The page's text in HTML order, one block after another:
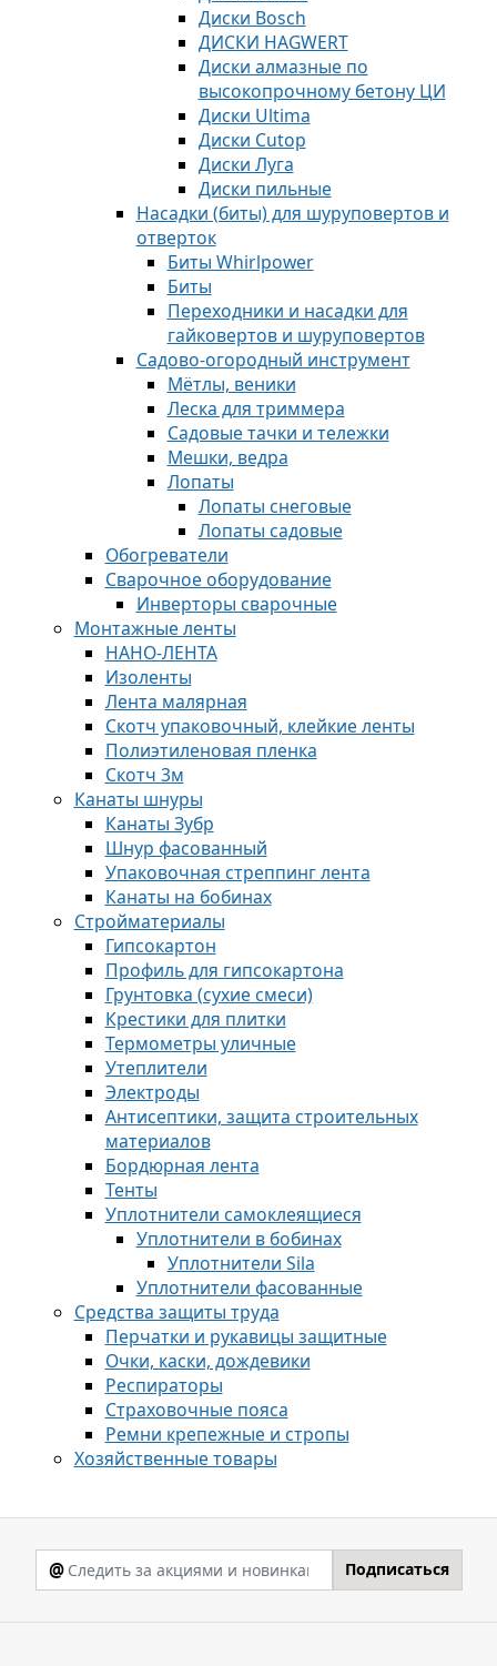
Диски Bosch
ДИСКИ HAGWERT
Диски алмазные по
высокопрочному бетону ЦИ
Диски Ultima
Диски Cutop
Диски Луга
Диски пильные
Насадки (биты) для шуруповертов и
отверток
Биты Whirlpower
Биты
Переходники и насадки для
гайковертов и шуруповертов
Садово-огородный инструмент
Мётлы, веники
Леска для триммера
Садовые тачки и тележки
Мешки, ведра
Лопаты
Лопаты снеговые
Лопаты садовые
Обогреватели
Сварочное оборудование
Инверторы сварочные
Монтажные ленты
НАНО-ЛЕНТА
Изоленты
Лента малярная
Скотч упаковочный, клейкие ленты
Полиэтиленовая пленка
Скотч 3м
Канаты шнуры
Канаты Зубр
Шнур фасованный
Упаковочная стреппинг лента
Канаты на бобинах
Стройматериалы
Гипсокартон
Профиль для гипсокартона
Грунтовка (сухие смеси)
Крестики для плитки
Термометры уличные
Утеплители
Электроды
Антисептики, защита строительных
материалов
Бордюрная лента
Тенты
Уплотнители самоклеящиеся
Уплотнители в бобинах
Уплотнители Sila
Уплотнители фасованные
Средства защиты труда
Перчатки и рукавицы защитные
Очки, каски, дождевики
Респираторы
Страховочные пояса
Ремни крепежные и стропы
Хозяйственные товары
@ Подписаться